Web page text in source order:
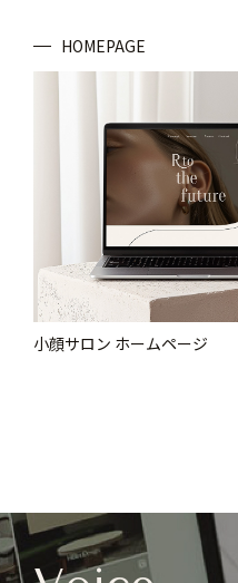
HOMEPAGE
小顔サロン ホームページ